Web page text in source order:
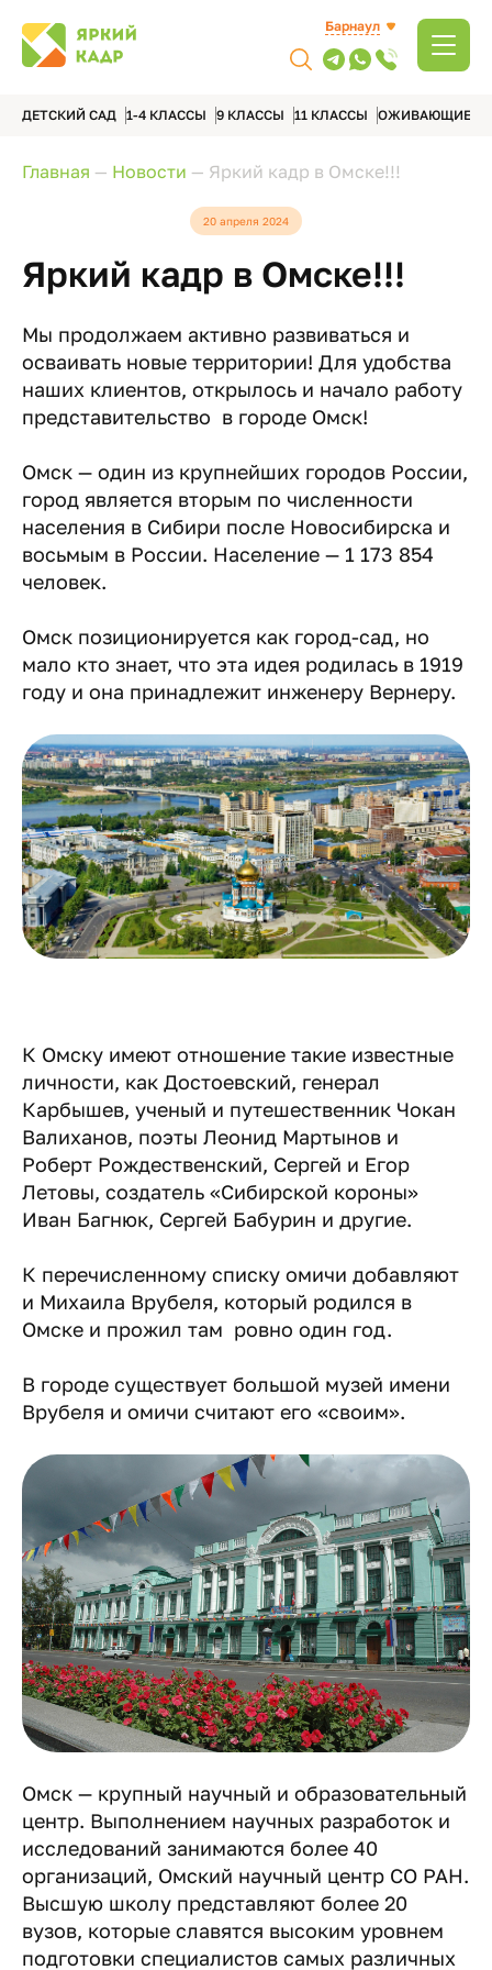
Барнаул
ДЕТСКИЙ САД 1-4 КЛАССЫ 9 КЛАССЫ 11 КЛАССЫ ОЖИВАЮЩИЕ
Главная — Новости — Яркий кадр в Омске!!!
20 апреля 2024
Яркий кадр в Омске!!!
Мы продолжаем активно развиваться и
осваивать новые территории! Для удобства
наших клиентов, открылось и начало работу
представительство в городе Омск!
Омск — один из крупнейших городов России,
город является вторым по численности
населения в Сибири после Новосибирска и
восьмым в России. Население — 1 173 854
человек.
Омск позиционируется как город-сад, но
мало кто знает, что эта идея родилась в 1919
году и она принадлежит инженеру Вернеру.
К Омску имеют отношение такие известные
личности, как Достоевский, генерал
Карбышев, ученый и путешественник Чокан
Валиханов, поэты Леонид Мартынов и
Роберт Рождественский, Сергей и Егор
Летовы, создатель «Сибирской короны»
Иван Багнюк, Сергей Бабурин и другие.
К перечисленному списку омичи добавляют
и Михаила Врубеля, который родился в
Омске и прожил там ровно один год.
В городе существует большой музей имени
Врубеля и омичи считают его «своим».
Омск — крупный научный и образовательный
центр. Выполнением научных разработок и
исследований занимаются более 40
организаций, Омский научный центр СО РАН.
Высшую школу представляют более 20
вузов, которые славятся высоким уровнем
подготовки специалистов самых различных